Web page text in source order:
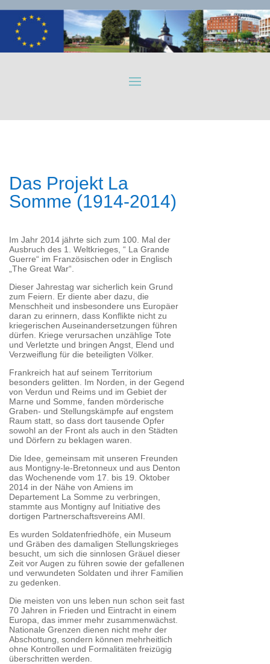
Das Projekt La
Somme (1914-2014)
Im Jahr 2014 jährte sich zum 100. Mal der
Ausbruch des 1. Weltkrieges, “ La Grande
Guerre“ im Französischen oder in Englisch
„The Great War“.
Dieser Jahrestag war sicherlich kein Grund
zum Feiern. Er diente aber dazu, die
Menschheit und insbesondere uns Europäer
daran zu erinnern, dass Konflikte nicht zu
kriegerischen Auseinandersetzungen führen
dürfen. Kriege verursachen unzählige Tote
und Verletzte und bringen Angst, Elend und
Verzweiflung für die beteiligten Völker.
Frankreich hat auf seinem Territorium
besonders gelitten. Im Norden, in der Gegend
von Verdun und Reims und im Gebiet der
Marne und Somme, fanden mörderische
Graben- und Stellungskämpfe auf engstem
Raum statt, so dass dort tausende Opfer
sowohl an der Front als auch in den Städten
und Dörfern zu beklagen waren.
Die Idee, gemeinsam mit unseren Freunden
aus Montigny-le-Bretonneux und aus Denton
das Wochenende vom 17. bis 19. Oktober
2014 in der Nähe von Amiens im
Departement La Somme zu verbringen,
stammte aus Montigny auf Initiative des
dortigen Partnerschaftsvereins AMI.
Es wurden Soldatenfriedhöfe, ein Museum
und Gräben des damaligen Stellungskrieges
besucht, um sich die sinnlosen Gräuel dieser
Zeit vor Augen zu führen sowie der gefallenen
und verwundeten Soldaten und ihrer Familien
zu gedenken.
Die meisten von uns leben nun schon seit fast
70 Jahren in Frieden und Eintracht in einem
Europa, das immer mehr zusammenwächst.
Nationale Grenzen dienen nicht mehr der
Abschottung, sondern können mehrheitlich
ohne Kontrollen und Formalitäten freizügig
überschritten werden.